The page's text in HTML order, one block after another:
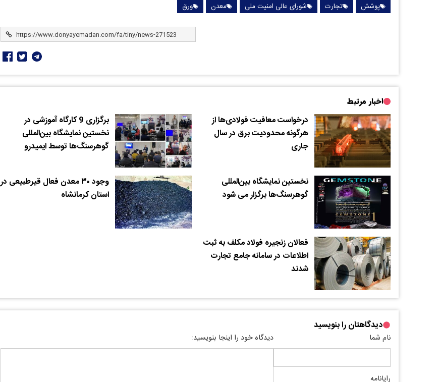
پوشش تجارت شورای عالی امنیت ملی معدن ورق
اخبار مرتبط
درخواست معافیت فولادی‌ها از
هرگونه محدودیت برق در سال
جاری
برگزاری 9 کارگاه آموزشی در
نخستین نمایشگاه بین‌المللی
گوهرسنگ‌ها توسط ایمیدرو
نخستین نمایشگاه بین‌المللی
گوهرسنگ‌ها برگزار می شود
وجود ۳۰ معدن فعال قیرطبیعی در
استان کرمانشاه
فعالان زنجیره فولاد مکلف به ثبت
اطلاعات در سامانه جامع تجارت
شدند
دیدگاهتان را بنویسید
نام شما
رایانامه
دیدگاه خود را اینجا بنویسید: